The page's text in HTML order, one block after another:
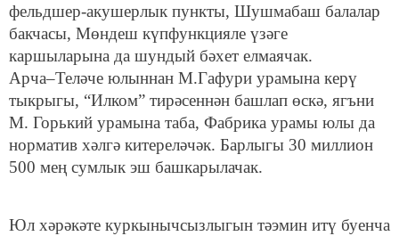
фельдшер-акушерлык пункты, Шушмабаш балалар
бакчасы, Мөндеш күпфункцияле үзәге
каршыларына да шундый бәхет елмаячак.
Арча–Теләче юлыннан М.Гафури урамына керү
тыкрыгы, “Илком” тирәсеннән башлап өскә, ягъни
М. Горький урамына таба, Фабрика урамы юлы да
норматив хәлгә китереләчәк. Барлыгы 30 миллион
500 мең сумлык эш башкарылачак.
Юл хәрәкәте куркынычсызлыгын тәэмин итү буенча